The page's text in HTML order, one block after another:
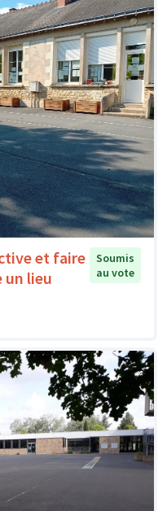
et faire
un lieu
Soumis
au vote